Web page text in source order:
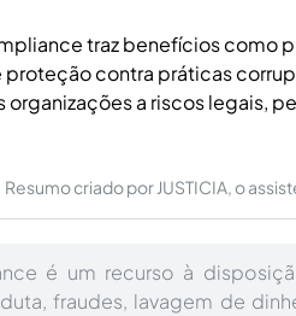
traz benefícios como
contra práticas
a riscos legais,
Resumo criado por JUSTICIA, o
é um recurso à
fraudes, lavagem de